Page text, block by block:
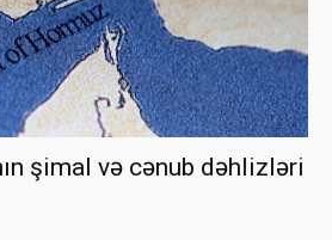
şimal və cənub dəhlizləri